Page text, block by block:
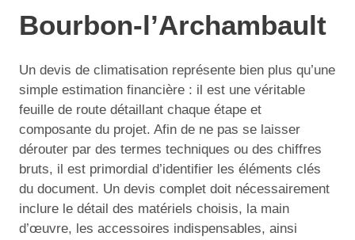
Bourbon-l’Archambault
Un devis de climatisation représente bien plus qu’une
simple estimation financière : il est une véritable
feuille de route détaillant chaque étape et
composante du projet. Afin de ne pas se laisser
dérouter par des termes techniques ou des chiffres
bruts, il est primordial d’identifier les éléments clés
du document. Un devis complet doit nécessairement
inclure le détail des matériels choisis, la main
d’œuvre, les accessoires indispensables, ainsi